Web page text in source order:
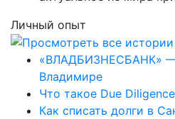
Личный опыт
«ВЛАДБИЗНЕСБАНК» —
Владимире
Что такое Due
Как списать долги в